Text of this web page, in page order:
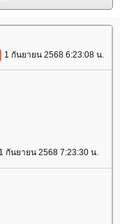
1 กันยายน 2568 6:23:08 น.
1 กันยายน 2568 7:23:30 น.